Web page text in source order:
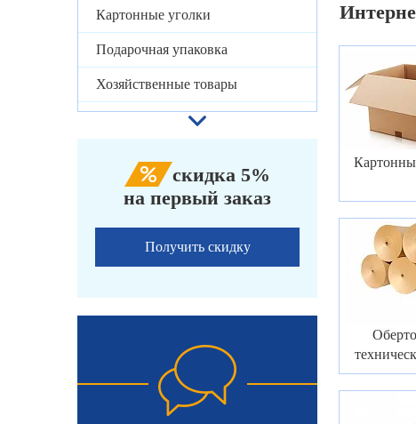
Картонные уголки
Подарочная упаковка
Хозяйственные товары
скидка 5%
на первый заказ
Получить скидку